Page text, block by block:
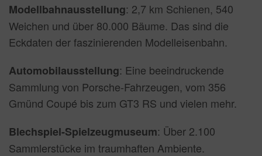
Modellbahnausstellung: 2,7 km Schienen, 540
Weichen und über 80.000 Bäume. Das sind die
Eckdaten der faszinierenden Modelleisenbahn.
Automobilausstellung: Eine beeindruckende
Sammlung von Porsche-Fahrzeugen, vom 356
Gmünd Coupé bis zum GT3 RS und vielen mehr.
Blechspiel-Spielzeugmuseum: Über 2.100
Sammlerstücke im traumhaften Ambiente.